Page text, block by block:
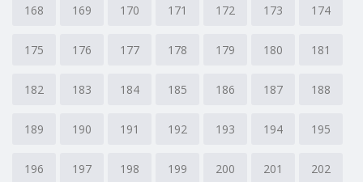
168 169 170 171 172 173 174
175 176 177 178 179 180 181
182 183 184 185 186 187 188
189 190 191 192 193 194 195
196 197 198 199 200 201 202